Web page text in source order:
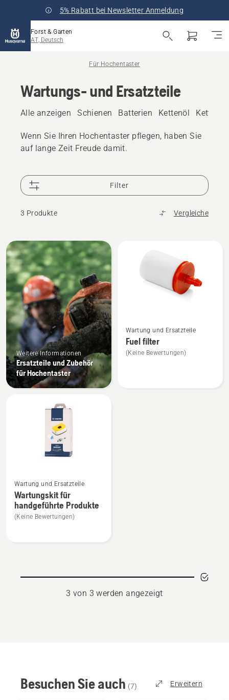
5% Rabatt bei Newsletter Anmeldung
Forst & Garten
AT, Deutsch
Für Hochentaster
Wartungs- und Ersatzteile
Alle anzeigen Schienen Batterien Kettenöl Ketten
Wenn Sie Ihren Hochentaster pflegen, haben Sie
auf lange Zeit Freude damit.
Filter
3 Produkte Vergleiche
Alle
Produkte
Weitere Informationen
Ersatzteile und Zubehör
für Hochentaster
Details
zu
Fuel
Wartung und Ersatzteile
Fuel filter
(Keine Bewertungen)
Details
zu
Wartungskit
für
Wartung und Ersatzteile
Wartungskit für
handgeführte Produkte
(Keine Bewertungen)
3 von 3 werden angezeigt
Besuchen Sie auch (7) Erweitern